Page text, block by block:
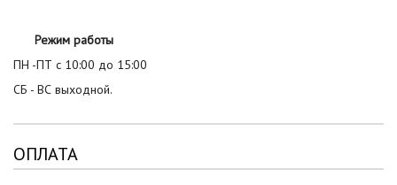
Режим работы
ПН -ПТ с 10:00 до 15:00
СБ - ВС выходной.
ОПЛАТА